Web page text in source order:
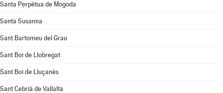
Santa Perpètua de Mogoda
Santa Susanna
Sant Bartomeu del Grau
Sant Boi de Llobregat
Sant Boi de Lluçanès
Sant Cebrià de Vallalta